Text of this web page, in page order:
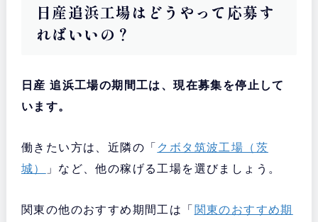
日産追浜工場はどうやって応募す
ればいいの？
日産 追浜工場の期間工は、現在募集を停止して
います。
働きたい方は、近隣の「 クボタ筑波工場（茨
城）
」など、他の稼げる工場を選びましょう。
関東の他のおすすめ期間工は「 関東のおすすめ期